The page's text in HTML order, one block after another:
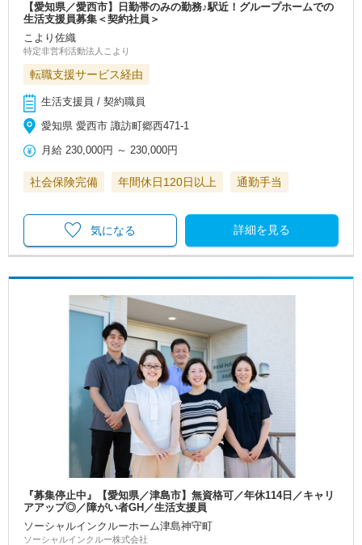
【愛知県／愛西市】日勤帯のみの勤務♪駅近！グループホームでの
生活支援員募集＜契約社員＞
こより佐織
特定非営利活動法人こより
転職支援サービス経由
生活支援員 / 契約職員
愛知県 愛西市 諏訪町郷西471‐1
月給 230,000円 ～230,000円
社会保険完備 年間休日120日以上 通勤手当
詳細を見る
気になる
『募集停止中』【愛知県／津島市】無資格可／年休114日／キャリ
アアップ◎／障がい者GH／生活支援員
ソーシャルインクルーホーム津島神守町
ソーシャルインクルー株式会社